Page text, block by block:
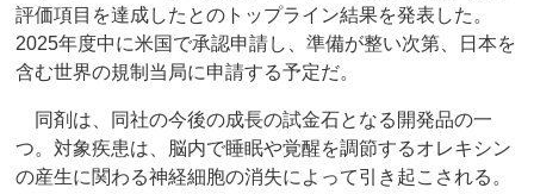
評価項目を達成したとのトップライン結果を発表した。
2025年度中に米国で承認申請し、準備が整い次第、日本を
含む世界の規制当局に申請する予定だ。
同剤は、同社の今後の成長の試金石となる開発品の一
つ。対象疾患は、脳内で睡眠や覚醒を調節するオレキシン
の産生に関わる神経細胞の消失によって引き起こされる。